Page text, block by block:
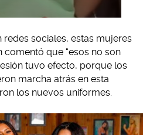
redes sociales, estas mujeres
que “esos no son
tuvo efecto, porque los
marcha atrás en esta
los nuevos uniformes.